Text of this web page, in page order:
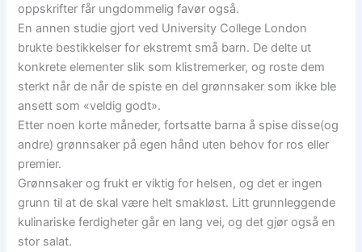
oppskrifter får ungdommelig favør også.
En annen studie gjort ved University College London
brukte bestikkelser for ekstremt små barn. De delte ut
konkrete elementer slik som klistremerker, og roste dem
sterkt når de når de spiste en del grønnsaker som ikke ble
ansett som «veldig godt».
Etter noen korte måneder, fortsatte barna å spise disse(og
andre) grønnsaker på egen hånd uten behov for ros eller
premier.
Grønnsaker og frukt er viktig for helsen, og det er ingen
grunn til at de skal være helt smakløst. Litt grunnleggende
kulinariske ferdigheter går en lang vei, og det gjør også en
stor salat.